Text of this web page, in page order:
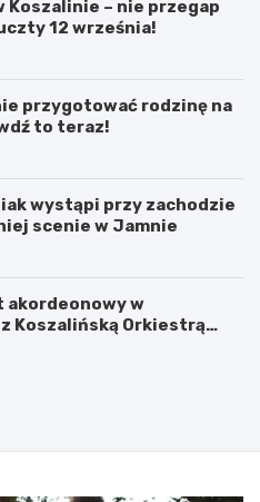
Koszalinie – nie przegap
12 września!
przygotować rodzinę na
to teraz!
wystąpi przy zachodzie
scenie w Jamnie
w
Koszalińską Orkiestrą